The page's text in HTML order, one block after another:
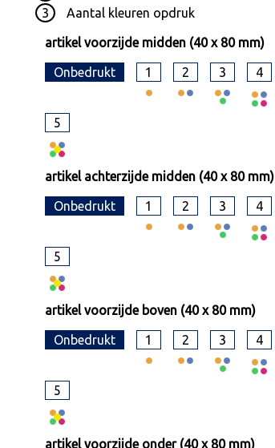
3
Aantal kleuren opdruk
artikel voorzijde midden (40 x 80 mm)
Onbedrukt 1 2 3 4
5
artikel achterzijde midden (40 x 80 mm)
Onbedrukt 1 2 3 4
5
artikel voorzijde boven (40 x 80 mm)
Onbedrukt 1 2 3 4
5
artikel voorzijde onder (40 x 80 mm)